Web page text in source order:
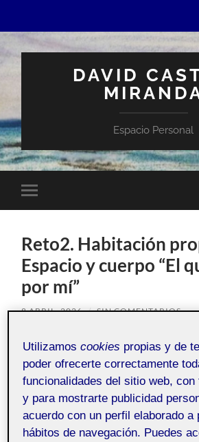
DAVID
Espacio Personal
Alternar
el
Reto2. Habitación
Espacio y cuerpo “El
por mí”
8 ABRIL, 2026 / SIN COMENTARIOS
20.310 - Taller de
escultura y prácticas
espaciales - Aula 1
Utilizamoscookies propias y de
poder ofrecerte correctamente
funcionalidades del sitio web,
y para mostrarte publicidad
acuerdo con un perfil elaborado a
hábitos de navegación. Puedes